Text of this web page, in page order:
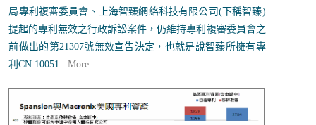
局專利複審委員會、上海智臻網絡科技有限公司(下稱智臻)
提起的專利無效之行政訴訟案件，仍維持專利複審委員會之
前做出的第21307號無效宣告決定，也就是說智臻所擁有專
利CN 10051...More